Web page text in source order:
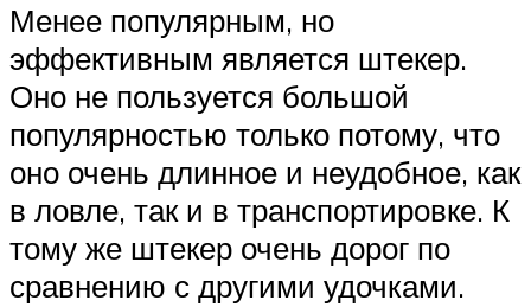
Менее популярным, но
эффективным является штекер.
Оно не пользуется большой
популярностью только потому, что
оно очень длинное и неудобное, как
в ловле, так и в транспортировке. К
тому же штекер очень дорог по
сравнению с другими удочками.